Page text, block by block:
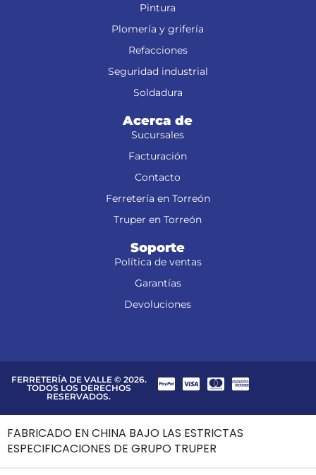
Pintura
Plomería y grifería
Refacciones
Seguridad industrial
Soldadura
Acerca de
Sucursales
Facturación
Contacto
Ferretería en Torreón
Truper en Torreón
Soporte
Política de ventas
Garantías
Devoluciones
FERRETERÍA DE VALLE © 2026.
TODOS LOS DERECHOS
RESERVADOS.
FABRICADO EN CHINA BAJO LAS ESTRICTAS
ESPECIFICACIONES DE GRUPO TRUPER